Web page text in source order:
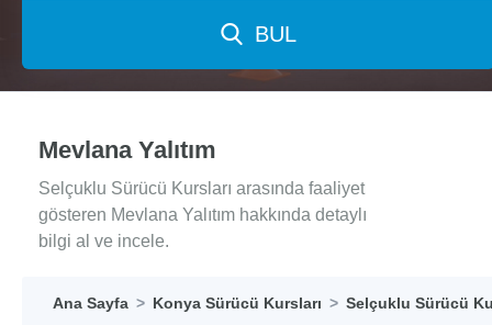
BUL
Mevlana Yalıtım
Selçuklu Sürücü Kursları arasında faaliyet
gösteren Mevlana Yalıtım hakkında detaylı
bilgi al ve incele.
Ana Sayfa Konya Sürücü Kursları Selçuklu Sürücü